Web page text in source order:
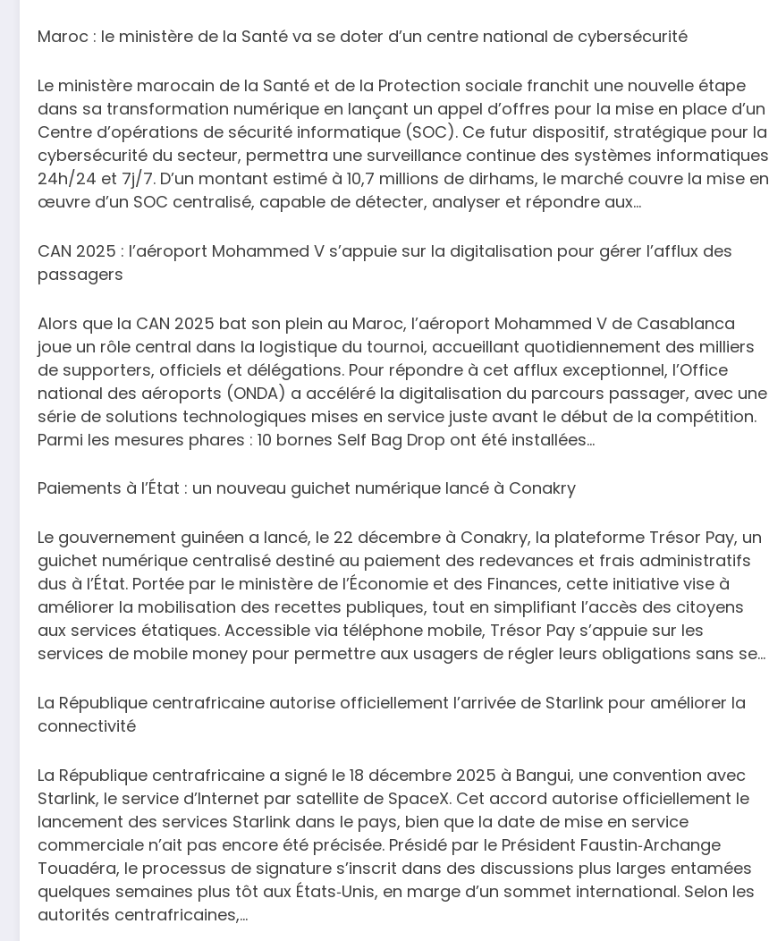
Maroc : le ministère de la Santé va se doter d’un centre national de cybersécurité
Le ministère marocain de la Santé et de la Protection sociale franchit une nouvelle étape
dans sa transformation numérique en lançant un appel d’offres pour la mise en place d’un
Centre d’opérations de sécurité informatique (SOC). Ce futur dispositif, stratégique pour la
cybersécurité du secteur, permettra une surveillance continue des systèmes informatiques
24h/24 et 7j/7. D’un montant estimé à 10,7 millions de dirhams, le marché couvre la mise en
œuvre d’un SOC centralisé, capable de détecter, analyser et répondre aux…
CAN 2025 : l’aéroport Mohammed V s’appuie sur la digitalisation pour gérer l’afflux des
passagers
Alors que la CAN 2025 bat son plein au Maroc, l’aéroport Mohammed V de Casablanca
joue un rôle central dans la logistique du tournoi, accueillant quotidiennement des milliers
de supporters, officiels et délégations. Pour répondre à cet afflux exceptionnel, l’Office
national des aéroports (ONDA) a accéléré la digitalisation du parcours passager, avec une
série de solutions technologiques mises en service juste avant le début de la compétition.
Parmi les mesures phares : 10 bornes Self Bag Drop ont été installées…
Paiements à l’État : un nouveau guichet numérique lancé à Conakry
Le gouvernement guinéen a lancé, le 22 décembre à Conakry, la plateforme Trésor Pay, un
guichet numérique centralisé destiné au paiement des redevances et frais administratifs
dus à l’État. Portée par le ministère de l’Économie et des Finances, cette initiative vise à
améliorer la mobilisation des recettes publiques, tout en simplifiant l’accès des citoyens
aux services étatiques. Accessible via téléphone mobile, Trésor Pay s’appuie sur les
services de mobile money pour permettre aux usagers de régler leurs obligations sans se…
La République centrafricaine autorise officiellement l’arrivée de Starlink pour améliorer la
connectivité
La République centrafricaine a signé le 18 décembre 2025 à Bangui, une convention avec
Starlink, le service d’Internet par satellite de SpaceX. Cet accord autorise officiellement le
lancement des services Starlink dans le pays, bien que la date de mise en service
commerciale n’ait pas encore été précisée. Présidé par le Président Faustin‑Archange
Touadéra, le processus de signature s’inscrit dans des discussions plus larges entamées
quelques semaines plus tôt aux États‑Unis, en marge d’un sommet international. Selon les
autorités centrafricaines,…